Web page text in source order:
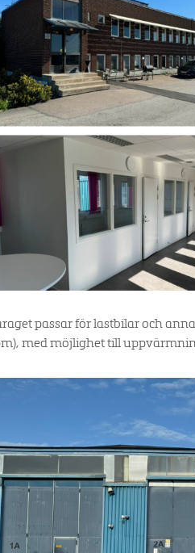
passar för lastbilar och
med möjlighet till